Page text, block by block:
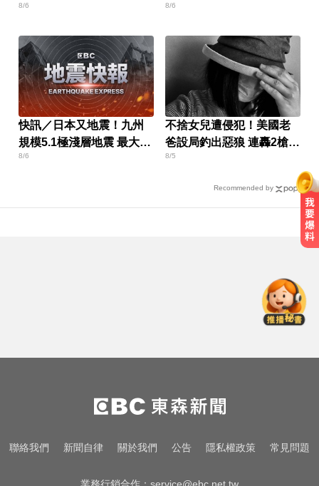
8/6 8/6
快訊／日本又地震！九州
規模5.1極淺層地震 最大震
度4級
8/6
不捨女兒遭侵犯！美國老
爸設局釣出惡狼 連轟2槍復
仇
8/5
Recommended by
突離世 團隊發聲證實
愛玩車／凱旋雙車登場 660新動力
更順暢
兩大外送平台：城鎮韌性演習區域
聯絡我們 新聞自律 關於我們 公告 隱私權政策 常見問題